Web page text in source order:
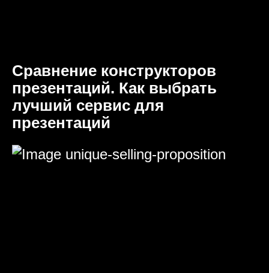
Сравнение конструкторов
презентаций. Как выбрать
лучший сервис для
презентаций